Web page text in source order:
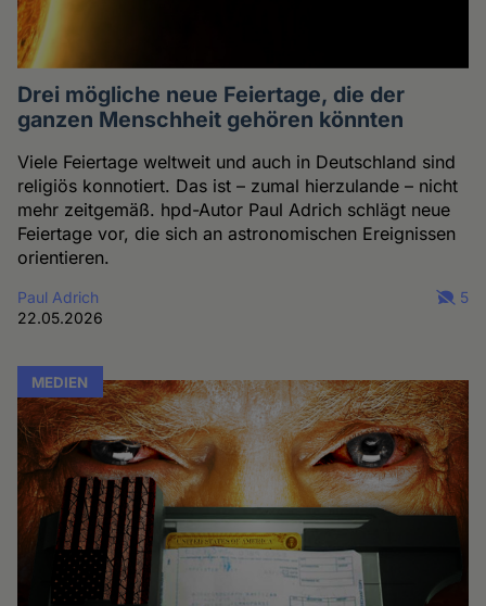
Drei mögliche neue Feiertage, die der
ganzen Menschheit gehören könnten
Viele Feiertage weltweit und auch in Deutschland sind
religiös konnotiert. Das ist – zumal hierzulande – nicht
mehr zeitgemäß. hpd-Autor Paul Adrich schlägt neue
Feiertage vor, die sich an astronomischen Ereignissen
orientieren.
Paul Adrich
22.05.2026
5
MEDIEN